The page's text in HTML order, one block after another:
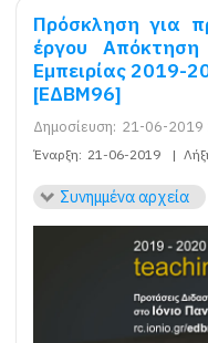
Πρόσκληση για
έργου Απόκτηση
Εµπειρίας 2019-
[ΕΔΒΜ96]
Δημοσίευση: 21-06-2019
Έναρξη: 21-06-2019 |
Συνημμένα αρχεία